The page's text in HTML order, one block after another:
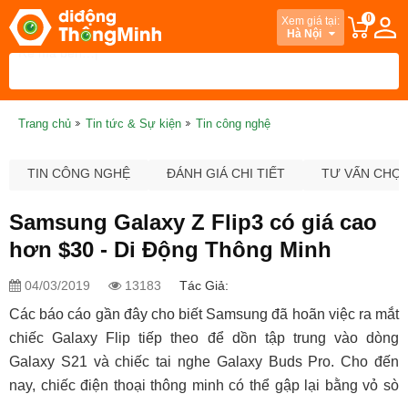
Xem giá tại:
Hà Nội
0
Trang chủ Tin tức & Sự kiện Tin công nghệ
TIN CÔNG NGHỆ ĐÁNH GIÁ CHI TIẾT TƯ VẤN
Samsung Galaxy Z Flip3 có giá cao
hơn $30 - Di Động Thông Minh
04/03/2019 13183 Tác Giả:
Các báo cáo gần đây cho biết Samsung đã hoãn việc ra mắt
chiếc Galaxy Flip tiếp theo để dồn tập trung vào dòng
Galaxy S21 và chiếc tai nghe Galaxy Buds Pro. Cho đến
nay, chiếc điện thoại thông minh có thể gập lại bằng vỏ sò